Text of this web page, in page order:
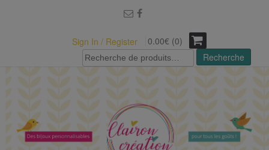
Sign In / Register
0.00€ (0)
Recherche
pour :
Recherche